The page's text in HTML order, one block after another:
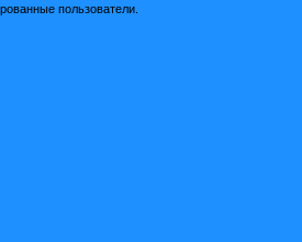
пользователи.